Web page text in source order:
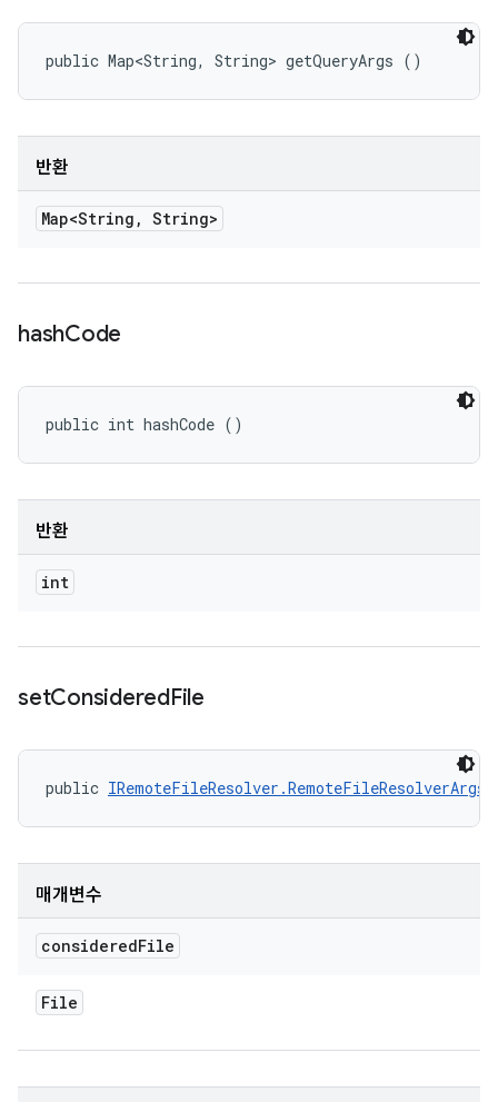
public Map<String, String> getQueryArgs ()
반환
Map<String , String>
hashCode
public int hashCode ()
반환
int
setConsideredFile
public IRemoteFileResolver.RemoteFileResolverArgs
매개변수
consideredFile
File